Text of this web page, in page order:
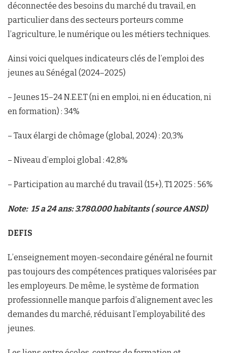
déconnectée des besoins du marché du travail, en
particulier dans des secteurs porteurs comme
l’agriculture, le numérique ou les métiers techniques.
Ainsi voici quelques indicateurs clés de l’emploi des
jeunes au Sénégal (2024–2025)
– Jeunes 15–24 N.E.E.T (ni en emploi, ni en éducation, ni
en formation) : 34%
– Taux élargi de chômage (global, 2024) : 20,3%
– Niveau d’emploi global : 42,8%
– Participation au marché du travail (15+), T1 2025 : 56%
Note: 15 a 24 ans: 3.780.000 habitants( source ANSD)
DEFIS
L’enseignement moyen-secondaire général ne fournit
pas toujours des compétences pratiques valorisées par
les employeurs. De même, le système de formation
professionnelle manque parfois d’alignement avec les
demandes du marché, réduisant l’employabilité des
jeunes.